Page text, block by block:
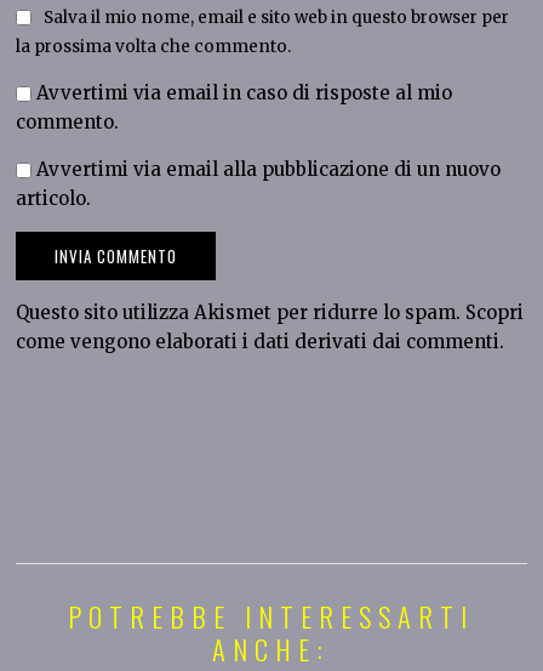
Salva il mio nome, email e sito web in questo browser per
la prossima volta che commento.
Avvertimi via email in caso di risposte al mio
commento.
Avvertimi via email alla pubblicazione di un nuovo
articolo.
Questo sito utilizza Akismet per ridurre lo spam. Scopri
come vengono elaborati i dati derivati dai commenti.
POTREBBE INTERESSARTI
ANCHE: